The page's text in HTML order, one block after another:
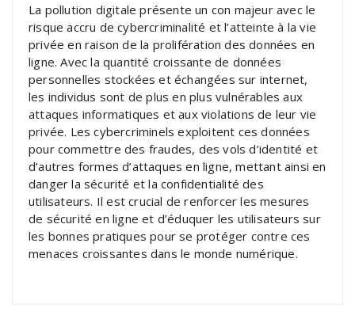
La pollution digitale présente un con majeur avec le
risque accru de cybercriminalité et l’atteinte à la vie
privée en raison de la prolifération des données en
ligne. Avec la quantité croissante de données
personnelles stockées et échangées sur internet,
les individus sont de plus en plus vulnérables aux
attaques informatiques et aux violations de leur vie
privée. Les cybercriminels exploitent ces données
pour commettre des fraudes, des vols d’identité et
d’autres formes d’attaques en ligne, mettant ainsi en
danger la sécurité et la confidentialité des
utilisateurs. Il est crucial de renforcer les mesures
de sécurité en ligne et d’éduquer les utilisateurs sur
les bonnes pratiques pour se protéger contre ces
menaces croissantes dans le monde numérique.